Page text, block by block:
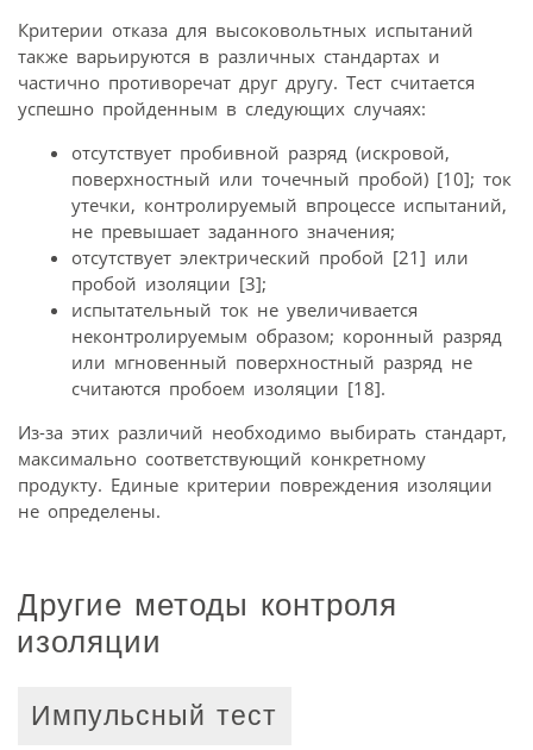
Критерии отказа для высоковольтных испытаний
также варьируются в различных стандартах и
частично противоречат друг другу. Тест считается
успешно пройденным в следующих случаях:
отсутствует пробивной разряд (искровой,
поверхностный или точечный пробой) [10]; ток
утечки, контролируемый впроцессе испытаний,
не превышает заданного значения;
отсутствует электрический пробой [21] или
пробой изоляции [3];
испытательный ток не увеличивается
неконтролируемым образом; коронный разряд
или мгновенный поверхностный разряд не
считаются пробоем изоляции [18].
Из-за этих различий необходимо выбирать стандарт,
максимально соответствующий конкретному
продукту. Единые критерии повреждения изоляции
не определены.
Другие методы контроля
изоляции
Импульсный тест